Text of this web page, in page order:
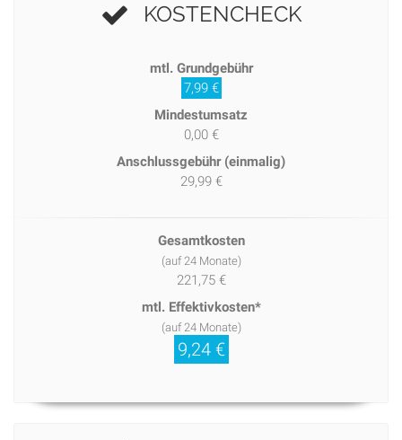
KOSTENCHECK
mtl. Grundgebühr
7,99 €
Mindestumsatz
0,00 €
Anschlussgebühr (einmalig)
29,99 €
Gesamtkosten
(auf 24 Monate)
221,75 €
mtl. Effektivkosten*
(auf 24 Monate)
9,24 €